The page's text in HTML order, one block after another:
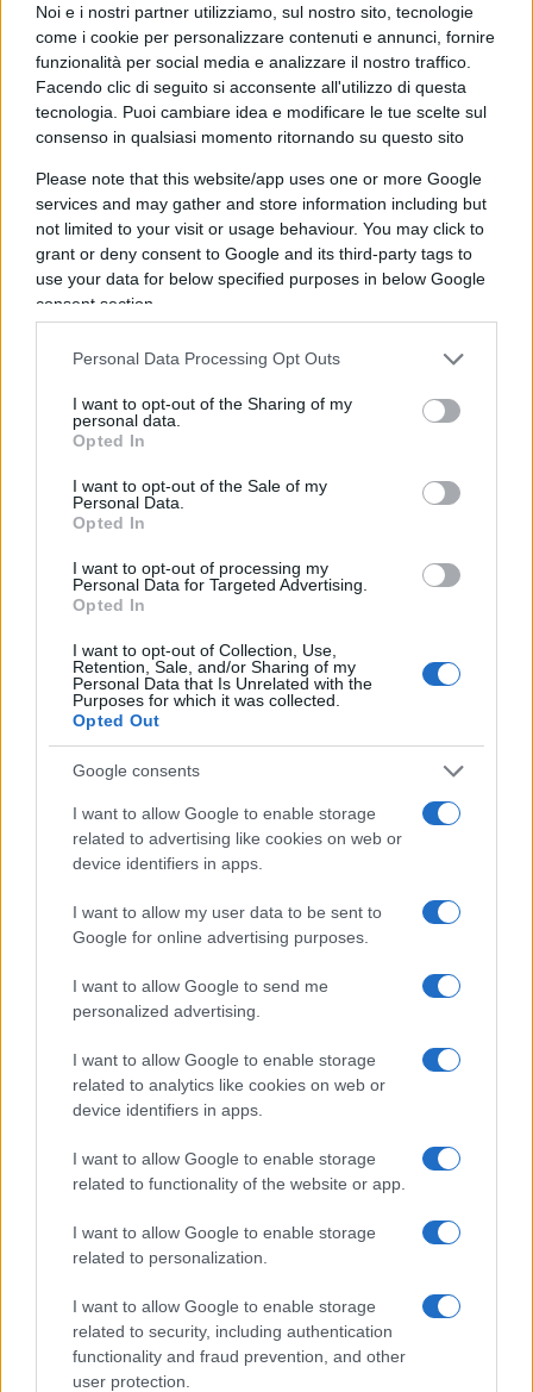
Noi e i nostri partner utilizziamo, sul nostro sito, tecnologie
come i cookie per personalizzare contenuti e annunci, fornire
funzionalità per social media e analizzare il nostro traffico.
Facendo clic di seguito si acconsente all'utilizzo di questa
tecnologia. Puoi cambiare idea e modificare le tue scelte sul
consenso in qualsiasi momento ritornando su questo sito
Please note that this website/app uses one or more Google
services and may gather and store information including but
not limited to your visit or usage behaviour. You may click to
grant or deny consent to Google and its third-party tags to
use your data for below specified purposes in below Google
consent section.
Personal Data Processing Opt Outs
I want to opt-out of the Sharing of my
personal data.
Opted In
I want to opt-out of the Sale of my
Personal Data.
Opted In
I want to opt-out of processing my
Personal Data for Targeted Advertising.
Opted In
I want to opt-out of Collection, Use,
Retention, Sale, and/or Sharing of my
Personal Data that Is Unrelated with the
Purposes for which it was collected.
Opted Out
Google consents
I want to allow Google to enable storage
related to advertising like cookies on web or
device identifiers in apps.
I want to allow my user data to be sent to
Google for online advertising purposes.
I want to allow Google to send me
personalized advertising.
I want to allow Google to enable storage
related to analytics like cookies on web or
device identifiers in apps.
I want to allow Google to enable storage
related to functionality of the website or app.
I want to allow Google to enable storage
related to personalization.
I want to allow Google to enable storage
related to security, including authentication
functionality and fraud prevention, and other
user protection.
25
Leggi i commenti
SEDUTE SATIRICHE
Vignetta del 07/08/2026
Caro Porro, abbiamo davvero
perso il rispetto per i morti
Dalle foto ritoccate con l’IA ai volti dei defunti
“ringiovaniti”: quando perfino il lutto diventa un
contenuto da social
La Posta
9 Agosto 2026, 19:56
2k